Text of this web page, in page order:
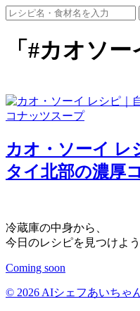
「#カオソ
カオ・ソーイ レ
タイ北部の濃厚
冷蔵庫の中身から、
今日のレシピを見つけよう
Coming soon
© 2026 AIシェフあいちゃ